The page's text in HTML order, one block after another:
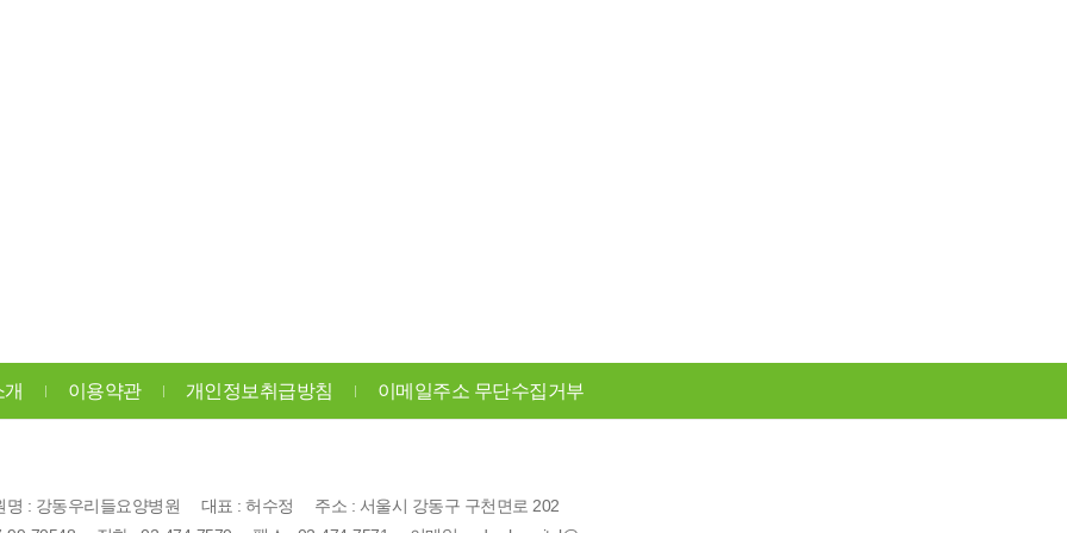
이용약관 개인정보취급방침 이메일주소 무단수집거부
명 : 강동우리들요양병원 대표 : 허수정 주소 : 서울시 강동구 구천면로 202